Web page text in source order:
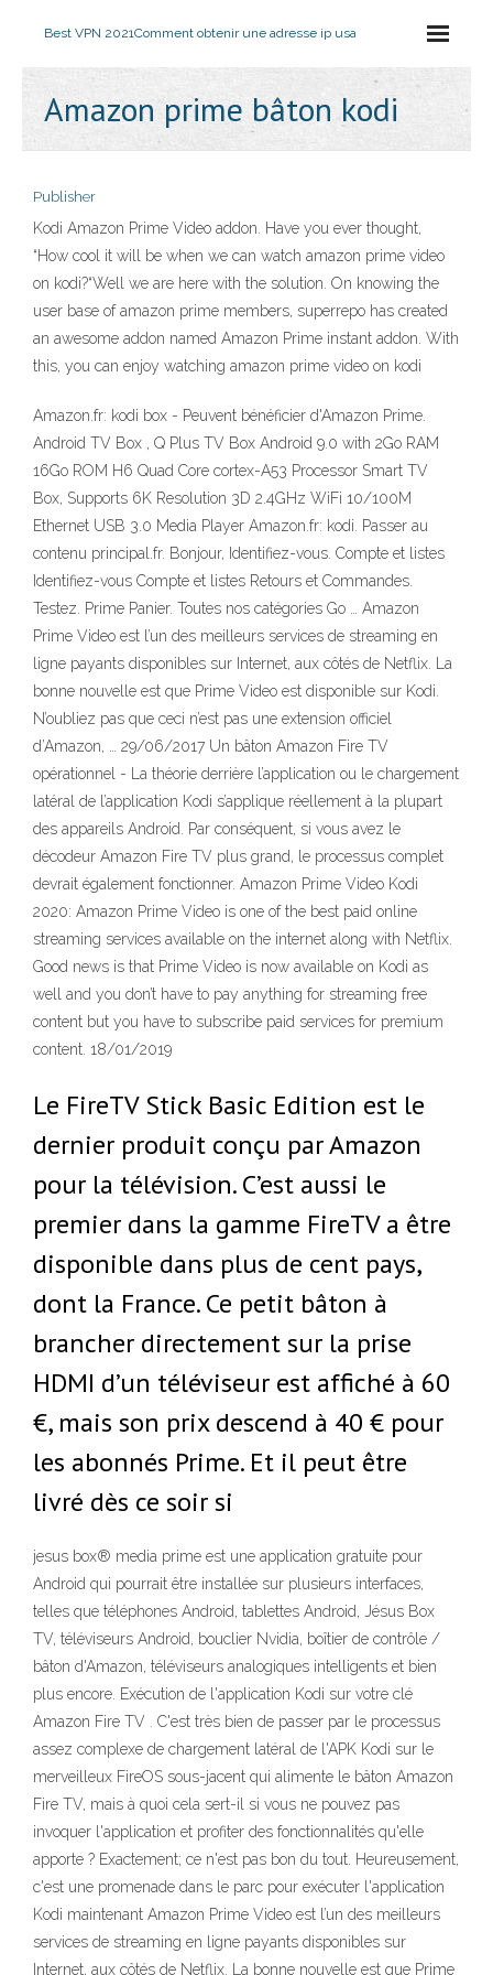
Best VPN 2021Comment obtenir une adresse ip usa
Amazon prime bâton kodi
Publisher
Kodi Amazon Prime Video addon. Have you ever thought,
“How cool it will be when we can watch amazon prime video
on kodi?“Well we are here with the solution. On knowing the
user base of amazon prime members, superrepo has created
an awesome addon named Amazon Prime instant addon. With
this, you can enjoy watching amazon prime video on kodi
Amazon.fr: kodi box - Peuvent bénéficier d'Amazon Prime.
Android TV Box , Q Plus TV Box Android 9.0 with 2Go RAM
16Go ROM H6 Quad Core cortex-A53 Processor Smart TV
Box, Supports 6K Resolution 3D 2.4GHz WiFi 10/100M
Ethernet USB 3.0 Media Player Amazon.fr: kodi. Passer au
contenu principal.fr. Bonjour, Identifiez-vous. Compte et listes
Identifiez-vous Compte et listes Retours et Commandes.
Testez. Prime Panier. Toutes nos catégories Go … Amazon
Prime Video est l’un des meilleurs services de streaming en
ligne payants disponibles sur Internet, aux côtés de Netflix. La
bonne nouvelle est que Prime Video est disponible sur Kodi.
N’oubliez pas que ceci n’est pas une extension officiel
d’Amazon, … 29/06/2017 Un bâton Amazon Fire TV
opérationnel - La théorie derrière l’application ou le chargement
latéral de l’application Kodi s’applique réellement à la plupart
des appareils Android. Par conséquent, si vous avez le
décodeur Amazon Fire TV plus grand, le processus complet
devrait également fonctionner. Amazon Prime Video Kodi
2020: Amazon Prime Video is one of the best paid online
streaming services available on the internet along with Netflix.
Good news is that Prime Video is now available on Kodi as
well and you don’t have to pay anything for streaming free
content but you have to subscribe paid services for premium
content. 18/01/2019
Le FireTV Stick Basic Edition est le
dernier produit conçu par Amazon
pour la télévision. C’est aussi le
premier dans la gamme FireTV a être
disponible dans plus de cent pays,
dont la France. Ce petit bâton à
brancher directement sur la prise
HDMI d’un téléviseur est affiché à 60
€, mais son prix descend à 40 € pour
les abonnés Prime. Et il peut être
livré dès ce soir si
jesus box® media prime est une application gratuite pour
Android qui pourrait être installée sur plusieurs interfaces,
telles que téléphones Android, tablettes Android, Jésus Box
TV, téléviseurs Android, bouclier Nvidia, boîtier de contrôle /
bâton d'Amazon, téléviseurs analogiques intelligents et bien
plus encore. Exécution de l'application Kodi sur votre clé
Amazon Fire TV . C'est très bien de passer par le processus
assez complexe de chargement latéral de l'APK Kodi sur le
merveilleux FireOS sous-jacent qui alimente le bâton Amazon
Fire TV, mais à quoi cela sert-il si vous ne pouvez pas
invoquer l'application et profiter des fonctionnalités qu'elle
apporte ? Exactement; ce n'est pas bon du tout. Heureusement,
c'est une promenade dans le parc pour exécuter l'application
Kodi maintenant Amazon Prime Video est l’un des meilleurs
services de streaming en ligne payants disponibles sur
Internet, aux côtés de Netflix. La bonne nouvelle est que Prime